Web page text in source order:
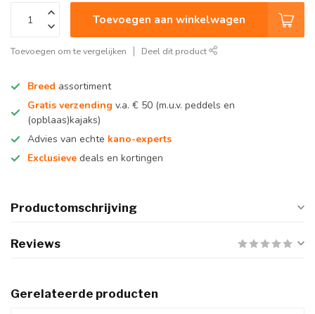
Toevoegen aan winkelwagen
Toevoegen om te vergelijken Deel dit product
Breed assortiment
Gratis verzending v.a. € 50 (m.u.v. peddels en
(opblaas)kajaks)
Advies van echte kano-experts
Exclusieve deals en kortingen
Productomschrijving
Reviews
Gerelateerde producten